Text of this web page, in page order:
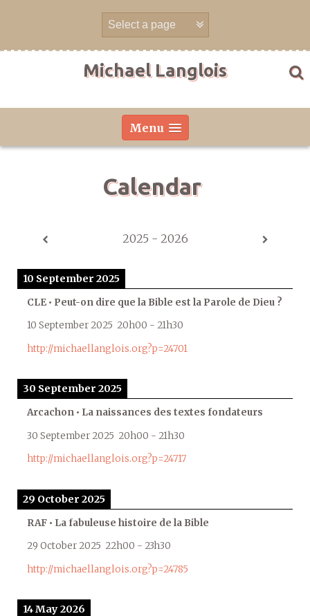
Michael Langlois
Menu
Calendar
2025 - 2026
10 September 2025
CLE • Peut-on dire que la Bible est la Parole de Dieu ?
10 September 2025 20h00 - 21h30
http://michaellanglois.org?p=24701
30 September 2025
Arcachon • La naissances des textes fondateurs
30 September 2025 20h00 - 21h30
http://michaellanglois.org?p=24717
29 October 2025
RAF • La fabuleuse histoire de la Bible
29 October 2025 22h00 - 23h30
http://michaellanglois.org?p=24785
14 May 2026